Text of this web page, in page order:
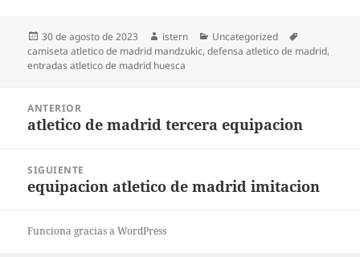
Publicado
el
30 de agosto de 2023 Autor
istern Categorías
Uncategorized
camiseta atletico de madrid mandzukic,defensa atletico de madrid,
entradas atletico de madrid huesca
entradas
ANTERIOR
Entrada
atletico de madrid tercera equipacion
SIGUIENTE
Entrada
equipacion atletico de madrid imitacion
Funciona gracias a WordPress